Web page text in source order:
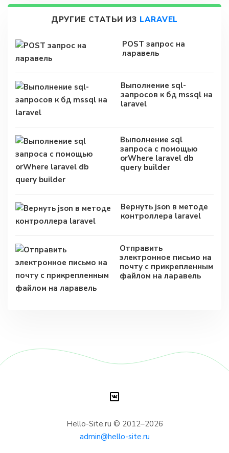
ДРУГИЕ СТАТЬИ ИЗ LARAVEL
POST запрос на
ларавель
Выполнение sql-
запросов к бд mssql на
laravel
Выполнение sql
запроса с помощью
orWhere laravel db
query builder
Вернуть json в методе
контроллера laravel
Отправить
электронное письмо на
почту с прикрепленным
файлом на ларавель
Hello-Site.ru © 2012–2026
admin@hello-site.ru